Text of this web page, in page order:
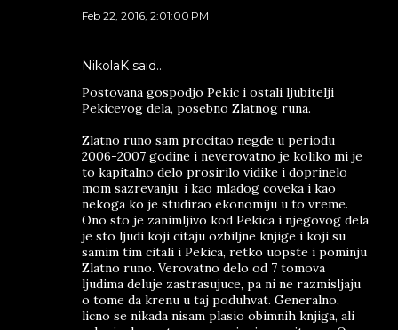
Feb 22, 2016, 2:01:00 PM
NikolaK said…
Postovana gospodjo Pekic i ostali ljubitelji
Pekicevog dela, posebno Zlatnog runa.
Zlatno runo sam procitao negde u periodu
2006-2007 godine i neverovatno je koliko mi je
to kapitalno delo prosirilo vidike i doprinelo
mom sazrevanju, i kao mladog coveka i kao
nekoga ko je studirao ekonomiju u to vreme.
Ono sto je zanimljivo kod Pekica i njegovog dela
je sto ljudi koji citaju ozbiljne knjige i koji su
samim tim citali i Pekica, retko uopste i pominju
Zlatno runo. Verovatno delo od 7 tomova
ljudima deluje zastrasujuce, pa ni ne razmisljaju
o tome da krenu u taj poduhvat. Generalno,
licno se nikada nisam plasio obimnih knjiga, ali